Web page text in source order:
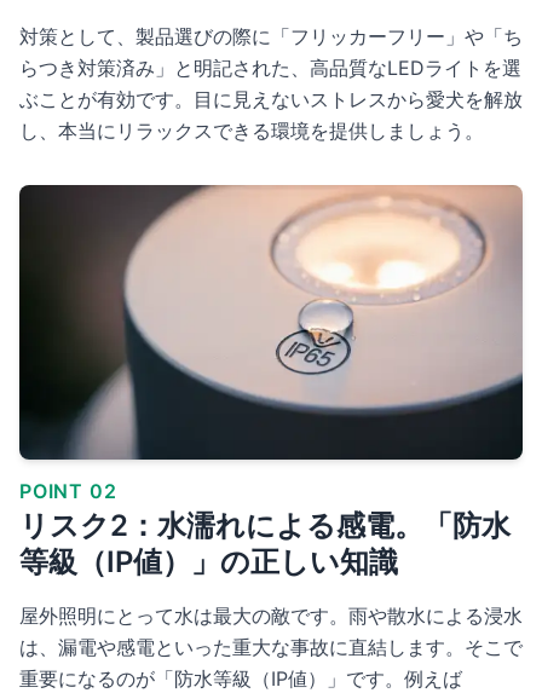
対策として、製品選びの際に「フリッカーフリー」や「ち
らつき対策済み」と明記された、高品質なLEDライトを選
ぶことが有効です。目に見えないストレスから愛犬を解放
し、本当にリラックスできる環境を提供しましょう。
POINT 02
リスク2：水濡れによる感電。「防水
等級（IP値）」の正しい知識
屋外照明にとって水は最大の敵です。雨や散水による浸水
は、漏電や感電といった重大な事故に直結します。そこで
重要になるのが「防水等級（IP値）」です。例えば